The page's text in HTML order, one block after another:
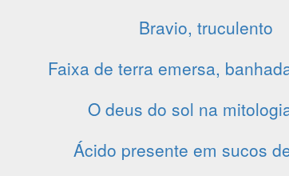
Bravio, truculento
Faixa de terra emersa,
O deus do sol na
Ácido presente em sucos